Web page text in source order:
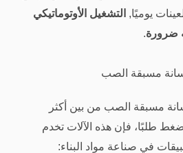
يوميًا, التشغيل الأوتوماتيكي
ضرورة.
مسبقة الصب
مسبقة الصب من بين أكثر
طلبًا، فإن هذه الآلات تخدم
في صناعة مواد البناء: